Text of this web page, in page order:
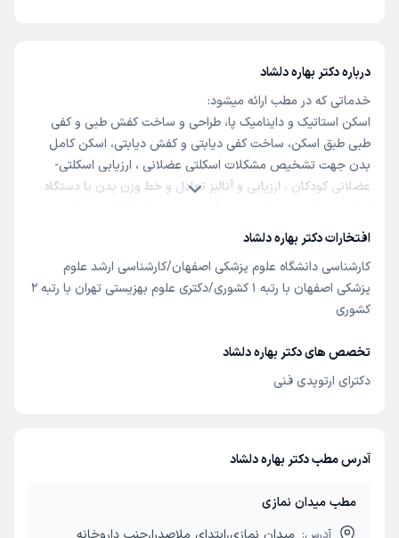
درباره دکتر بهاره دلشاد
خدماتی که در مطب ارائه میشود:
اسکن استاتیک و داینامیک پا، طراحی و ساخت کفش طبی و کفی
طبی طبق اسکن، ساخت کفی دیابتی و کفش دیابتی، اسکن کامل
بدن جهت تشخیص مشکلات اسکلتی عضلانی ، ارزیابی اسکلتی-
عضلانی کودکان ، ارزیابی و آنالیز تعادل و خط وزن بدن با دستگاه
طراحی و ساخت پروتزها و اعضای مصنوعی، طراحی و ساخت ارتوزها،
طراحی و ساخت بریس‌ها، کمردرد، پادرد، خارپاشنه، آسیب‌های
ورزشی، هالوکس ولگوس، قوس کمر، قوز کمر، زانودرد، بیرون زدگی
قوزک، انحراف شست پا، انگشت چکشی، کوتاهی عضلات، افتادگی مچ
پا، از کار افتادگی عصب، کلاب فوت، پاچنبری، قوس بیش از حد کف
تنگی کانال نخاعی، درد لگن،کوتاهی پا
افتخارات دکتر بهاره دلشاد
کارشناسی دانشگاه علوم پزشکی اصفهان/کارشناسی ارشد علوم
پزشکی اصفهان با رتبه ۱ کشوری/دکتری علوم بهزیستی تهران با رتبه ۲
کشوری
تخصص های دکتر بهاره دلشاد
دکترای ارتوپدی فنی
آدرس مطب دکتر بهاره دلشاد
مطب میدان نمازی